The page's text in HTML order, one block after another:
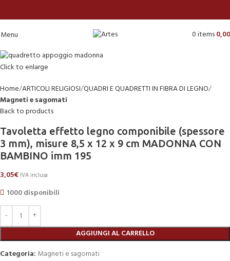
Menu 0items0,00
Click to enlarge
Home ARTICOLI RELIGIOSI QUADRI E QUADRETTI IN FIBRA DI LEGNO
Magneti e sagomati
Back to products
Tavoletta effetto legno componibile (spessore
3 mm), misure 8,5 x 12 x 9 cm MADONNA CON
BAMBINO imm 195
3,05€ IVA inclusa
1000 disponibili
AGGIUNGI AL CARRELLO
Categoria: Magneti e sagomati